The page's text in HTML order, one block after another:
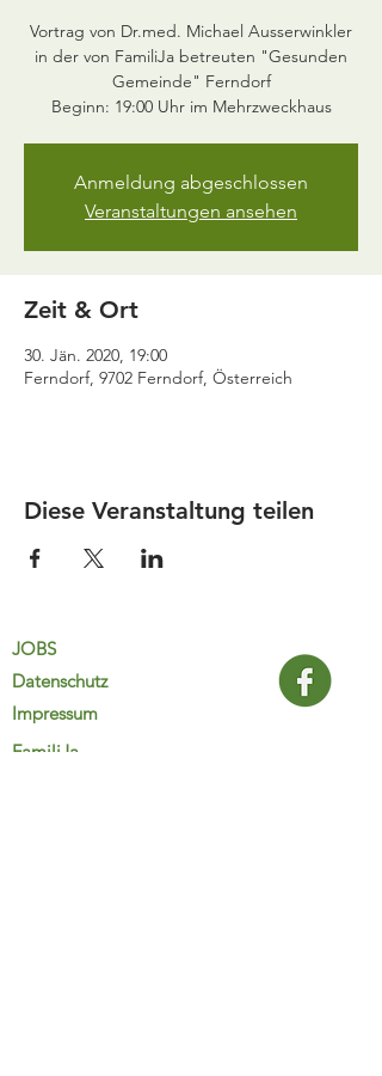
Vortrag von Dr.med. Michael Ausserwinkler
in der von FamiliJa betreuten "Gesunden
Gemeinde" Ferndorf
Beginn: 19:00 Uhr im Mehrzweckhaus
Anmeldung abgeschlossen
Veranstaltungen ansehen
Zeit & Ort
30. Jän. 2020, 19:00
Ferndorf, 9702 Ferndorf, Österreich
Diese Veranstaltung teilen
JOBS
Datenschutz
Impressum
FamiliJa